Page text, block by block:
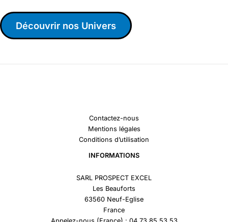
Découvrir nos Univers
Contactez-nous
Mentions légales
Conditions d’utilisation
INFORMATIONS
SARL PROSPECT EXCEL
Les Beauforts
63560 Neuf-Eglise
France